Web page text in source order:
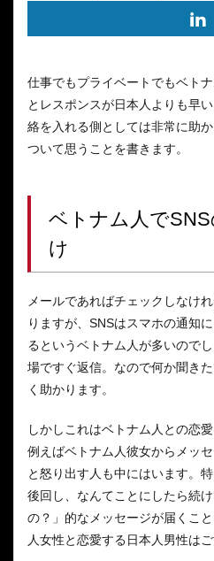
仕事でもプライベートでもベト
とレスポンスが日本人よりも早
絡を入れる側としては非常に助
ついて思うことを書きます。
ベトナム人で
け
メールであればチェックしなけ
りますが、SNSはスマホの通知
るというベトナム人が多いので
場ですぐ返信。なので何か聞き
く助かります。
しかしこれはベトナム人との恋
例えばベトナム人彼女からメッ
と怒り出す人も中にはいます。
後回し、なんてことにしたら続
の？」的なメッセージが届くこ
人女性と恋愛する日本人男性はご